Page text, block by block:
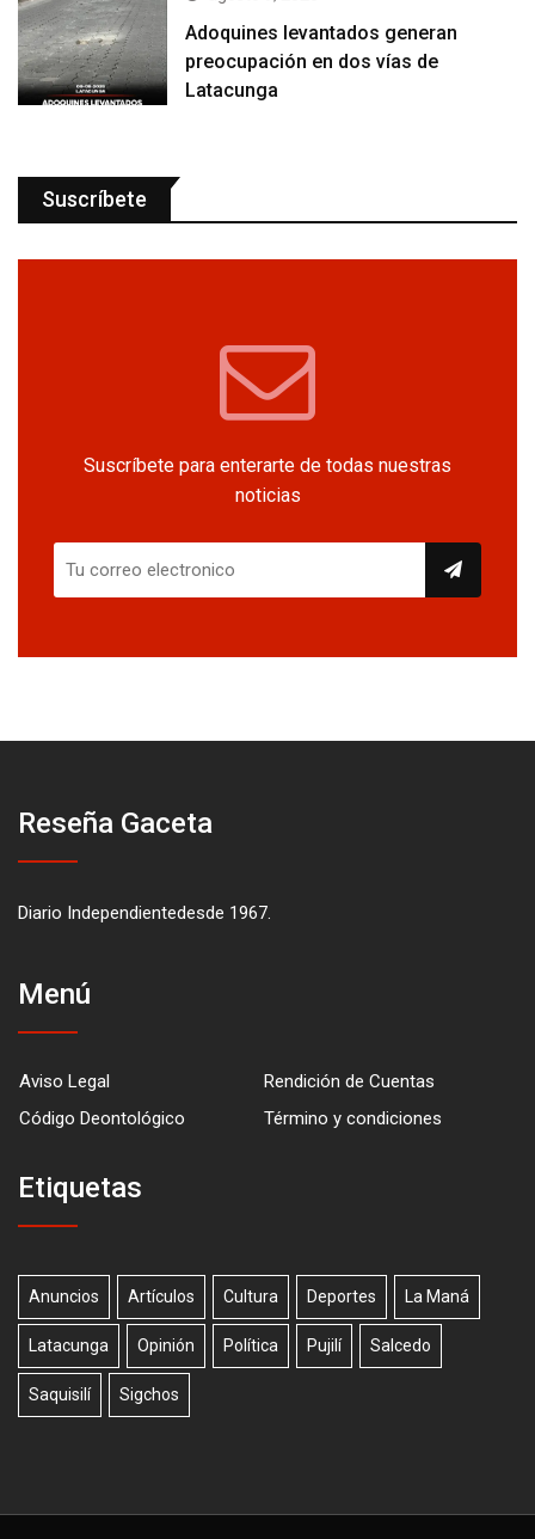
Adoquines levantados generan
preocupación en dos vías de
Latacunga
Suscríbete
Suscríbete para enterarte de todas nuestras
noticias
Reseña Gaceta
Diario Independientedesde 1967.
Menú
Aviso Legal
Rendición de Cuentas
Código Deontológico
Término y condiciones
Etiquetas
Anuncios Artículos Cultura Deportes La Maná
Latacunga Opinión Política Pujilí Salcedo
Saquisilí Sigchos